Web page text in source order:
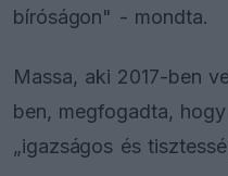
bíróságon" - mondta.
Massa, aki 2017-ben
ben, megfogadta,
„igazságos és